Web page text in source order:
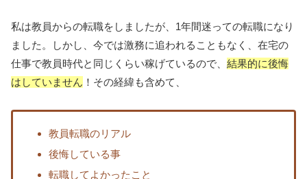
私は教員からの転職をしましたが、1年間迷っての転職になり
ました。しかし、今では激務に追われることもなく、在宅の
仕事で教員時代と同じくらい稼げているので、 結果的に後悔
はしていません ！その経緯も含めて、
教員転職のリアル
後悔している事
転職してよかったこと